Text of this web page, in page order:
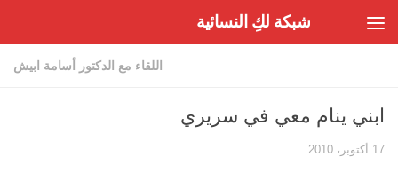
شبكة لكِ النسائية
اللقاء مع الدكتور أسامة ابيش
ابني ينام معي في سريري
17 أكتوبر، 2010